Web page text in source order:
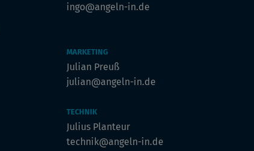
ingo@angeln-in.de
MARKETING
Julian Preuß
julian@angeln-in.de
TECHNIK
Julius Planteur
technik@angeln-in.de